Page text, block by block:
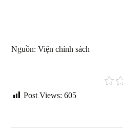
Nguồn: Viện chính sách
Post Views: 605